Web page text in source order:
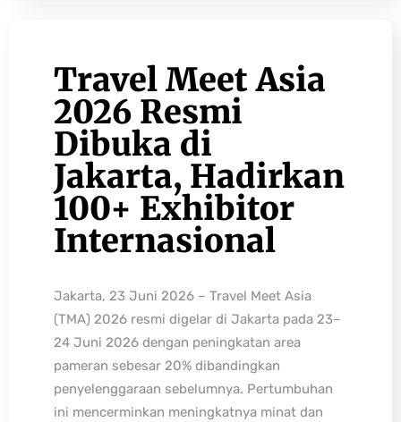
Travel Meet Asia
2026 Resmi
Dibuka di
Jakarta, Hadirkan
100+ Exhibitor
Internasional
Jakarta, 23 Juni 2026 – Travel Meet Asia
(TMA) 2026 resmi digelar di Jakarta pada 23–
24 Juni 2026 dengan peningkatan area
pameran sebesar 20% dibandingkan
penyelenggaraan sebelumnya. Pertumbuhan
ini mencerminkan meningkatnya minat dan